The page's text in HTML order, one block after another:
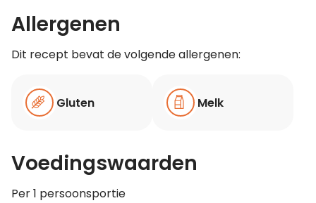
Allergenen
Dit recept bevat de volgende allergenen:
Gluten Melk
Voedingswaarden
Per 1 persoonsportie